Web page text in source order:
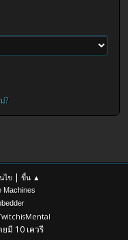
?
ไข ขึ้น ▲
Machines
มี 10 เควรี